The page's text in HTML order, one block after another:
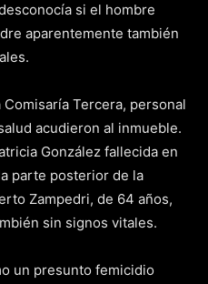
si el hombre
aparentemente también
Tercera, personal
acudieron al inmueble.
González fallecida en
parte posterior de la
Zampedri, de 64 años,
sin signos vitales.
un presunto femicidio